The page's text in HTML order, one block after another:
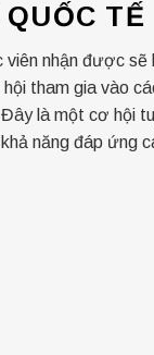
TẾ
viên nhận được
tham gia vào
là một cơ hội
năng đáp ứng